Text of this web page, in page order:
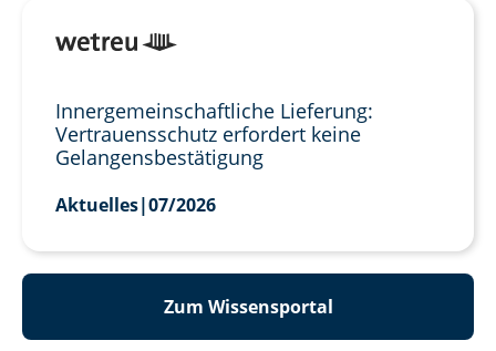
Innergemeinschaftliche Lieferung:
Vertrauensschutz erfordert keine
Gelangensbestätigung
Aktuelles|07/2026
Zum Wissensportal